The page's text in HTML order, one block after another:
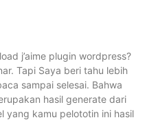
j’aime plugin wordpress?
Tapi Saya beri tahu lebih
sampai selesai. Bahwa
hasil generate dari
yang kamu pelototin ini hasil